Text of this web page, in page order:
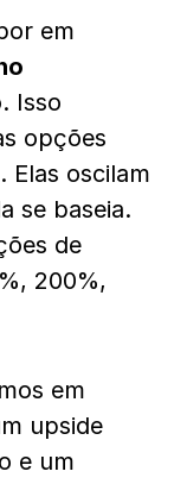
em
. Isso
opções
Elas oscilam
se baseia.
de
200%,
em
upside
e um